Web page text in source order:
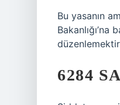
Bu yasanın
6284